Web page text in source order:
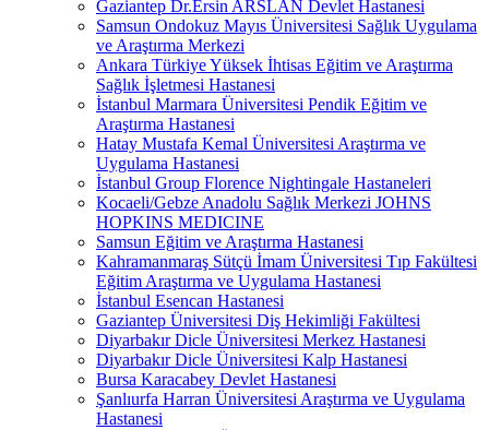
Gaziantep Dr.Ersin ARSLAN Devlet Hastanesi
Samsun Ondokuz Mayıs Üniversitesi Sağlık Uygulama
ve Araştırma Merkezi
Ankara Türkiye Yüksek İhtisas Eğitim ve Araştırma
Sağlık İşletmesi Hastanesi
İstanbul Marmara Üniversitesi Pendik Eğitim ve
Araştırma Hastanesi
Hatay Mustafa Kemal Üniversitesi Araştırma ve
Uygulama Hastanesi
İstanbul Group Florence Nightingale Hastaneleri
Kocaeli/Gebze Anadolu Sağlık Merkezi JOHNS
HOPKINS MEDICINE
Samsun Eğitim ve Araştırma Hastanesi
Kahramanmaraş Sütçü İmam Üniversitesi Tıp Fakültesi
Eğitim Araştırma ve Uygulama Hastanesi
İstanbul Esencan Hastanesi
Gaziantep Üniversitesi Diş Hekimliği Fakültesi
Diyarbakır Dicle Üniversitesi Merkez Hastanesi
Diyarbakır Dicle Üniversitesi Kalp Hastanesi
Bursa Karacabey Devlet Hastanesi
Şanlıurfa Harran Üniversitesi Araştırma ve Uygulama
Hastanesi